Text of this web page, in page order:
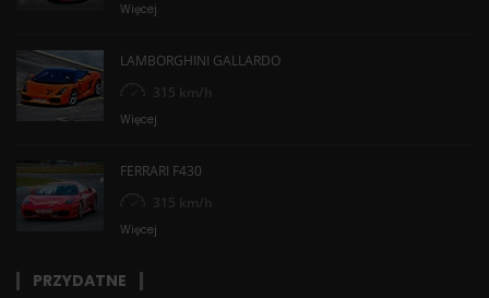
Więcej
LAMBORGHINI GALLARDO
315 km/h
Więcej
FERRARI F430
315 km/h
Więcej
PRZYDATNE